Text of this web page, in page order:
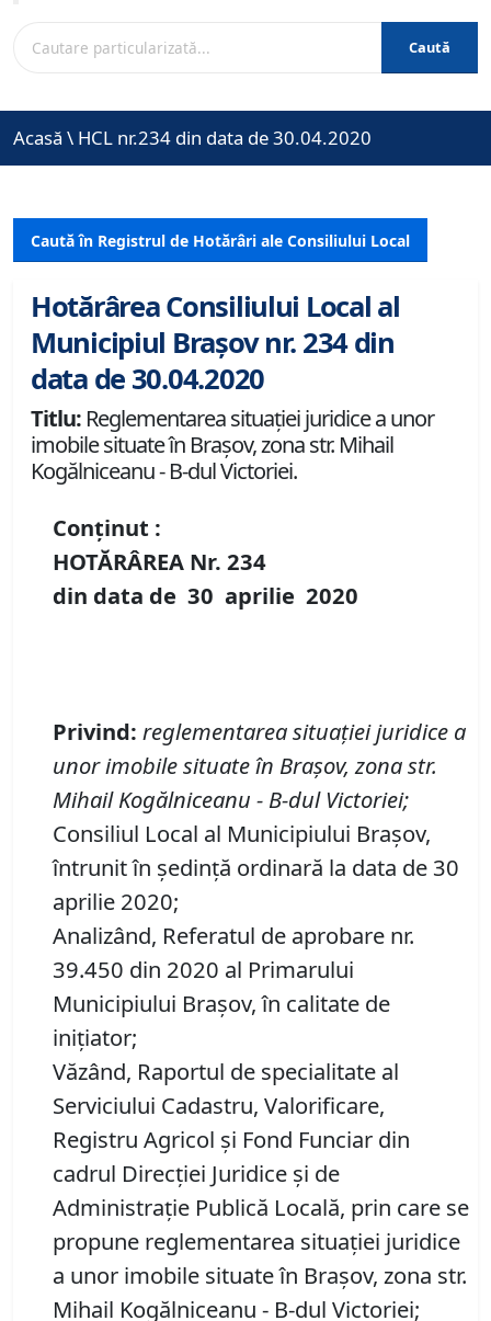
Caută
Acasă \ HCL nr.234 din data de 30.04.2020
Caută în Registrul de Hotărâri ale Consiliului Local
Hotărârea Consiliului Local al
Municipiul Brașov nr. 234 din
data de 30.04.2020
Titlu: Reglementarea situației juridice a unor
imobile situate în Brașov, zona str. Mihail
Kogălniceanu - B-dul Victoriei.
Conținut :
HOTĂRÂREA Nr. 234
din data de 30 aprilie 2020
Privind: reglementareasituațieijuridice a
unor imobilesituateîn Brașov, zona str.
Mihail Kogălniceanu - B-dul Victoriei;
Consiliul Local al Municipiului Brașov,
întrunit în ședință ordinară la data de 30
aprilie 2020;
Analizând, Referatul de aprobare nr.
39.450 din 2020 al Primarului
Municipiului Brașov, în calitate de
inițiator;
Văzând, Raportul de specialitate al
Serviciului Cadastru, Valorificare,
Registru Agricol şi Fond Funciar din
cadrul Direcţiei Juridice şi de
Administraţie Publică Locală, prin care se
propune reglementarea situației juridice
a unor imobile situate în Brașov, zona str.
Mihail Kogălniceanu - B-dul Victoriei;